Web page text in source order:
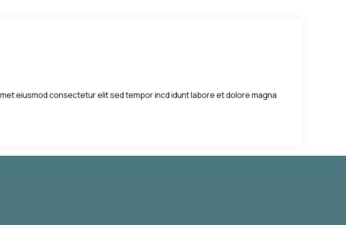
eiusmod consectetur elit sed tempor incd idunt labore et dolore magna